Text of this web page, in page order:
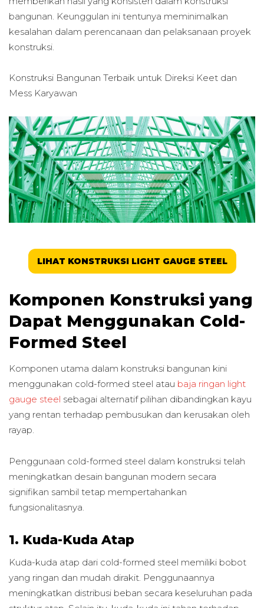
bangunan. Keunggulan ini tentunya meminimalkan
kesalahan dalam perencanaan dan pelaksanaan proyek
konstruksi.
Konstruksi Bangunan Terbaik untuk Direksi Keet dan
Mess Karyawan
LIHAT KONSTRUKSI LIGHT GAUGE STEEL
Komponen Konstruksi yang
Dapat Menggunakan Cold-
Formed Steel
Komponen utama dalam konstruksi bangunan kini
menggunakan cold-formed steel atau baja ringan light
gauge steel sebagai alternatif pilihan dibandingkan kayu
yang rentan terhadap pembusukan dan kerusakan oleh
rayap.
Penggunaan cold-formed steel dalam konstruksi telah
meningkatkan desain bangunan modern secara
signifikan sambil tetap mempertahankan
fungsionalitasnya.
1. Kuda-Kuda Atap
Kuda-kuda atap dari cold-formed steel memiliki bobot
yang ringan dan mudah dirakit. Penggunaannya
meningkatkan distribusi beban secara keseluruhan pada